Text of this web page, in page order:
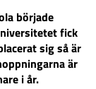
började
fick
sig så är
är
i år.